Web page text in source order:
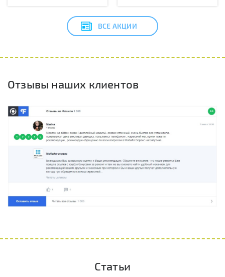
ВСЕ АКЦИИ
Отзывы наших клиентов
Статьи